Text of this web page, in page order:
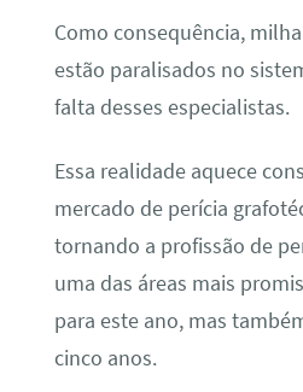
Como consequência,
estão paralisados no
falta desses especialistas.
Essa realidade aquece
mercado de perícia
tornando a profissão de
uma das áreas mais
para este ano, mas
cinco anos.